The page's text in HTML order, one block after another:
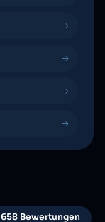
658 Bewertungen